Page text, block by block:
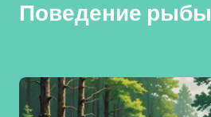
Поведение рыбы